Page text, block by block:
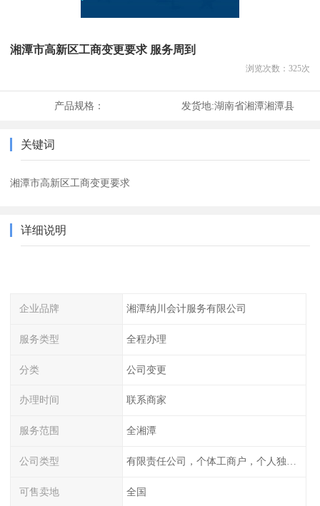
湘潭市高新区工商变更要求 服务周到
浏览次数： 325次
产品规格： 发货地:湖南省湘潭湘潭县
关键词
湘潭市高新区工商变更要求
详细说明
企业品牌 湘潭纳川会计服务有限公司
服务类型 全程办理
分类 公司变更
办理时间 联系商家
服务范围 全湘潭
公司类型
可售卖地 全国